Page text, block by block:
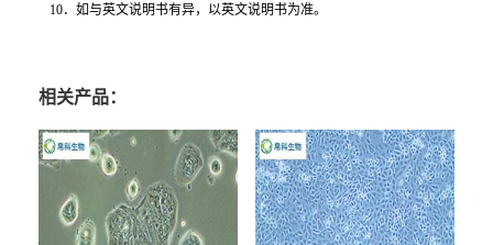
10．如与英文说明书有异，以英文说明书为准。
相关产品：